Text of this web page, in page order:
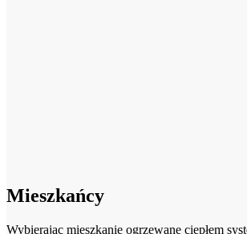
Mieszkańcy
Wybierając mieszkanie ogrzewane ciepłem